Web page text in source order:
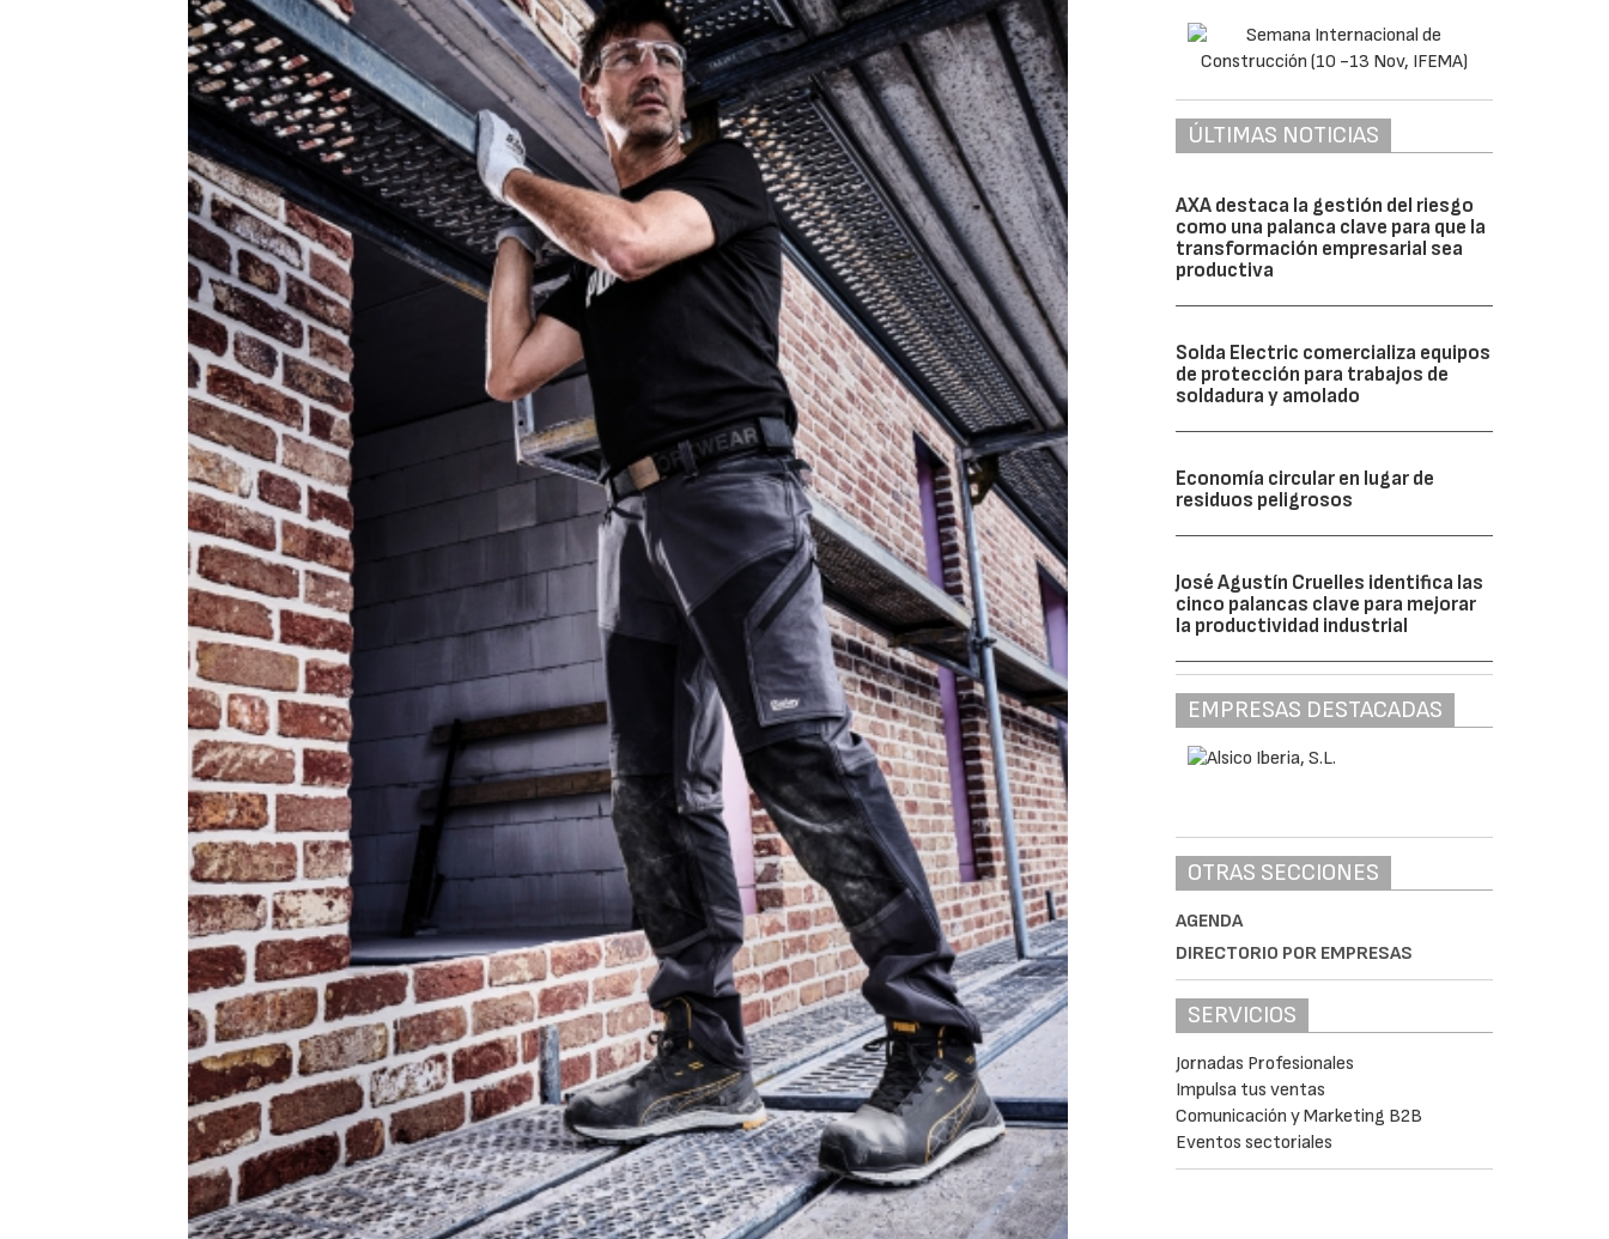
ÚLTIMAS NOTICIAS
AXA destaca la gestión del riesgo
como una palanca clave para que la
transformación empresarial sea
productiva
Solda Electric comercializa equipos
de protección para trabajos de
soldadura y amolado
Economía circular en lugar de
residuos peligrosos
José Agustín Cruelles identifica las
cinco palancas clave para mejorar
la productividad industrial
EMPRESAS DESTACADAS
OTRAS SECCIONES
AGENDA
DIRECTORIO POR EMPRESAS
SERVICIOS
Jornadas Profesionales
Impulsa tus ventas
Comunicación y Marketing B2B
Eventos sectoriales